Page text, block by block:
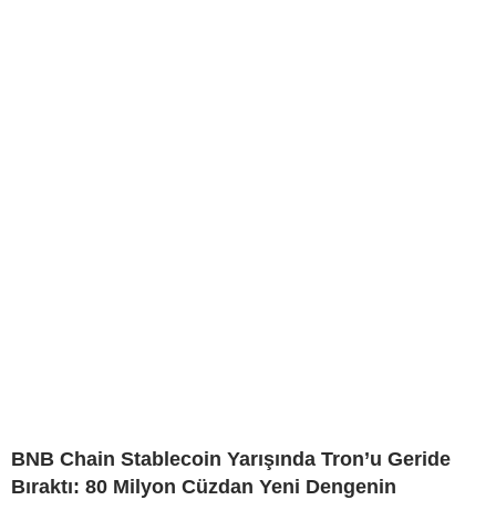
BNB Chain Stablecoin Yarışında Tron’u Geride
Bıraktı: 80 Milyon Cüzdan Yeni Dengenin